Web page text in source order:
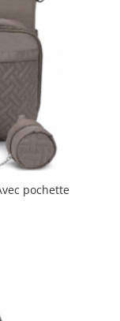
pochette